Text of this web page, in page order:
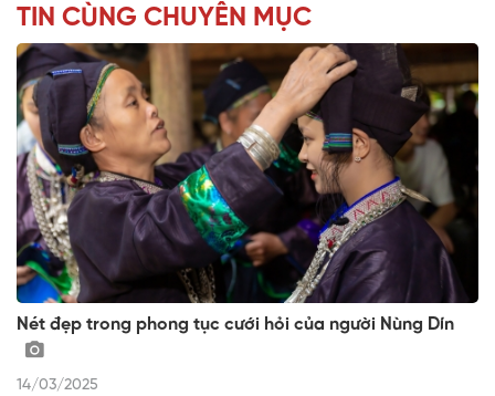
TIN CÙNG CHUYÊN MỤC
Nét đẹp trong phong tục cưới hỏi của người Nùng Dín
14/03/2025